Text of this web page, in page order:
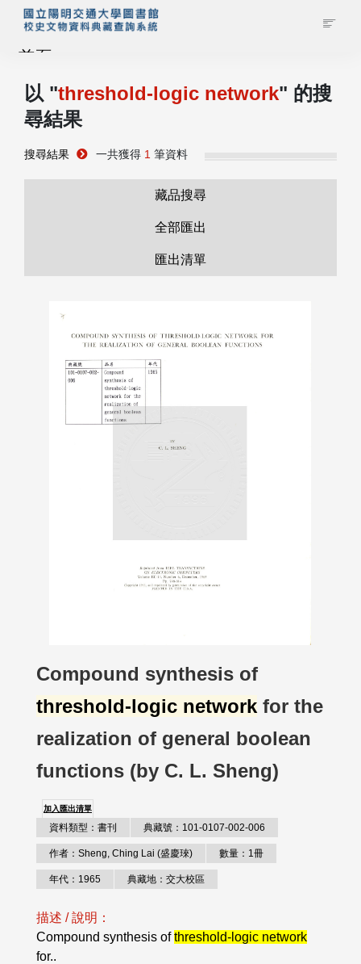
首頁
藏品查詢
校史館簡介
管理者登入
以 "threshold-logic network" 的搜
尋結果
搜尋結果 一共獲得 1 筆資料
藏品搜尋
全部匯出
匯出清單
Compound synthesis of
threshold-logic network for the
realization of general boolean
functions (by C. L. Sheng)
加入匯出清單
資料類型：書刊 典藏號：101-0107-002-006
作者：Sheng, Ching Lai (盛慶琜) 數量：1冊
年代：1965 典藏地：交大校區
描述 / 說明：
Compound synthesis ofthreshold-logic network
for..